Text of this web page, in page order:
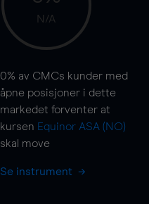
N/A
0% av CMCs kunder med
åpne posisjoner i dette
markedet forventer at
kursen Equinor ASA (NO)
skal move
Se instrument